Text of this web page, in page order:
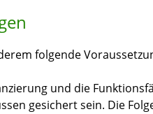
folgende
und die
gesichert sein. Die